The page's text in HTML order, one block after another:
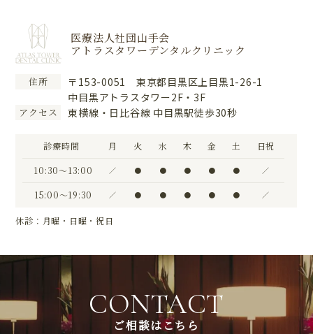
医療法人社団山手会
アトラスタワーデンタルクリニック
住所
〒153-0051 東京都目黒区上目黒1-26-1
中目黒アトラスタワー2F・3F
アクセス 東横線・日比谷線 中目黒駅徒歩30秒
診療時間 月 火 水 木 金 土 日祝
10:30〜13:00 ／ ● ● ● ● ● ／
15:00〜19:30 ／ ● ● ● ● ● ／
休診：月曜・日曜・祝日
CONTACT
ご相談はこちら